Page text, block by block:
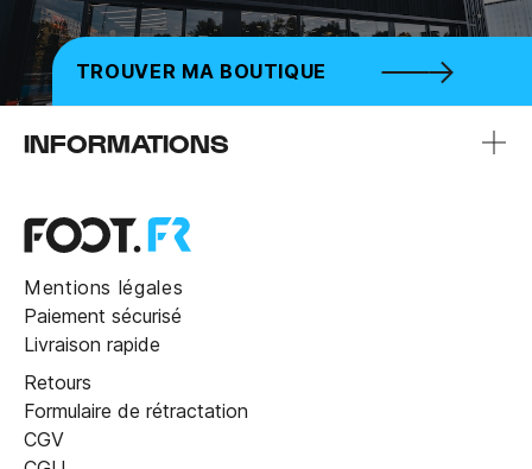
TROUVER MA BOUTIQUE
INFORMATIONS
Mentions légales
Paiement sécurisé
Livraison rapide
Retours
Formulaire de rétractation
CGV